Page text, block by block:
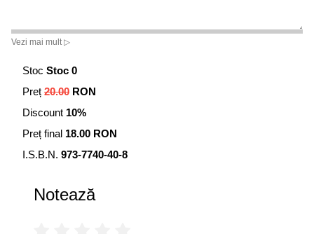
Vezi mai mult ▷
Stoc Stoc 0
Preț 20.00 RON
Discount 10%
Preț final 18.00 RON
I.S.B.N. 973-7740-40-8
Notează